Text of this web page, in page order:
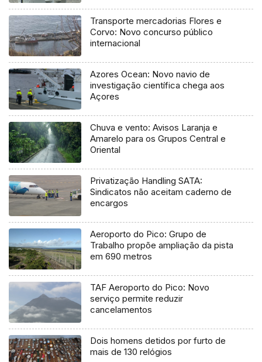
Transporte mercadorias Flores e
Corvo: Novo concurso público
internacional
Azores Ocean: Novo navio de
investigação científica chega aos
Açores
Chuva e vento: Avisos Laranja e
Amarelo para os Grupos Central e
Oriental
Privatização Handling SATA:
Sindicatos não aceitam caderno de
encargos
Aeroporto do Pico: Grupo de
Trabalho propõe ampliação da pista
em 690 metros
TAF Aeroporto do Pico: Novo
serviço permite reduzir
cancelamentos
Dois homens detidos por furto de
mais de 130 relógios